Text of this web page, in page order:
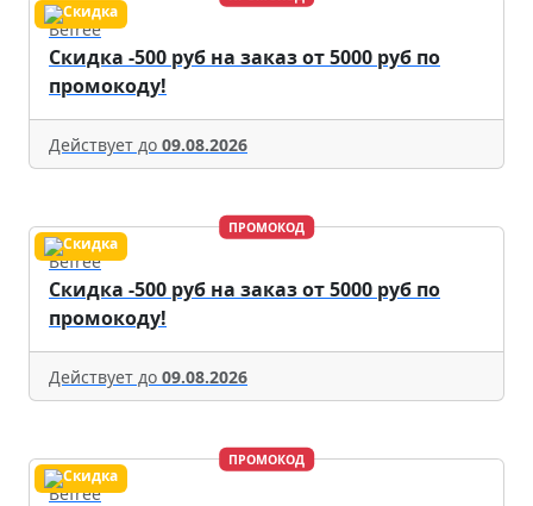
Befree
Скидка -500 руб на заказ от 5000 руб по
промокоду!
Действует до 09.08.2026
ПРОМОКОД
Befree
Скидка -500 руб на заказ от 5000 руб по
промокоду!
Действует до 09.08.2026
ПРОМОКОД
Befree